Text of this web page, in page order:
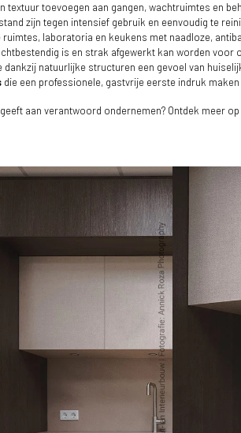
textuur toevoegen aan gangen, wachtruimtes en
zijn tegen intensief gebruik en eenvoudig te
laboratoria en keukens met naadloze,
is en strak afgewerkt kan worden voor
dankzij natuurlijke structuren een gevoel van
die een professionele, gastvrije eerste indruk maken
aan verantwoord ondernemen? Ontdek meer